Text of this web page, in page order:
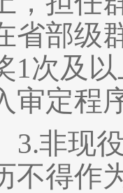
省部级
1次及
审定程
3.非现
不得作